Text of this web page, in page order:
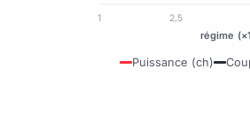
1 2,5
régime
Puissance (ch)